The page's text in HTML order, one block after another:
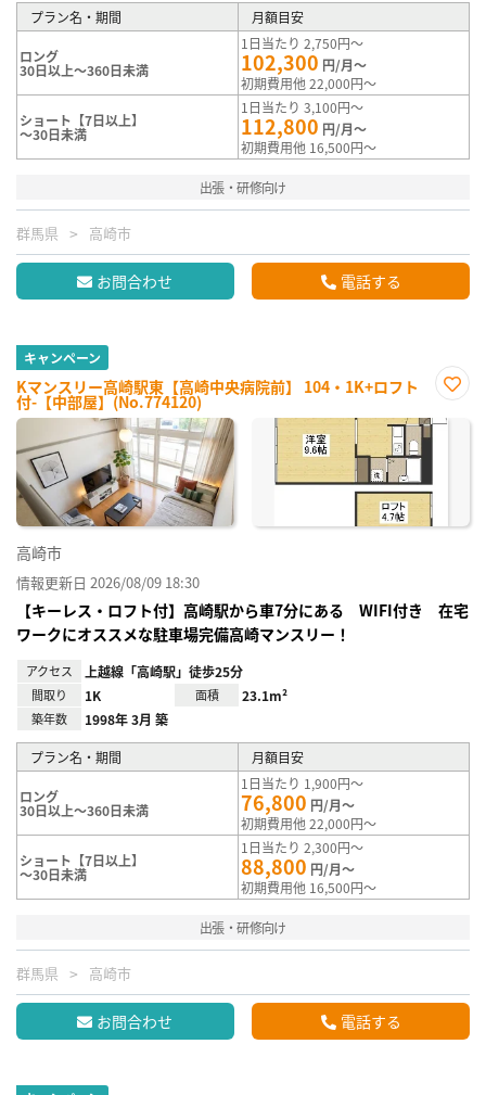
プラン名・期間 月額目安
ロング
30日以上～360日未満
1日当たり 2,750円～
102,300 円/月～
初期費用他 22,000円～
ショート【7日以上】
～30日未満
1日当たり 3,100円～
112,800 円/月～
初期費用他 16,500円～
出張・研修向け
群馬県 高崎市
お問合わせ 電話する
キャンペーン
Kマンスリー高崎駅東【高崎中央病院前】 104・1K+ロフト
付-【中部屋】(No.774120)
に入
高崎市
情報更新日 2026/08/09 18:30
【キーレス・ロフト付】高崎駅から車7分にある WIFI付き 在宅
ワークにオススメな駐車場完備高崎マンスリー！
アクセス 上越線「高崎駅」徒歩25分
間取り 1K 面積 23.1m²
築年数 1998年 3月 築
プラン名・期間 月額目安
ロング
30日以上～360日未満
1日当たり 1,900円～
76,800 円/月～
初期費用他 22,000円～
ショート【7日以上】
～30日未満
1日当たり 2,300円～
88,800 円/月～
初期費用他 16,500円～
出張・研修向け
群馬県 高崎市
お問合わせ 電話する